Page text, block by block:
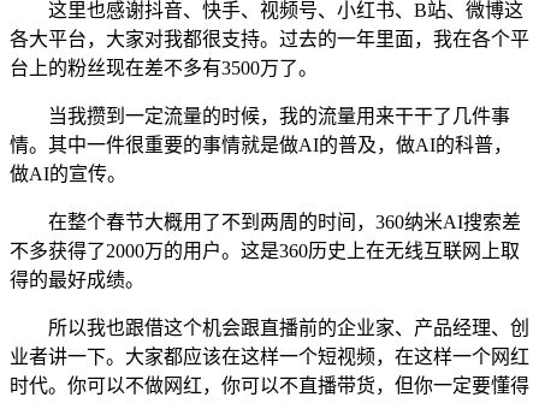
这里也感谢抖音、快手、视频号、小红书、B站、微博这
各大平台，大家对我都很支持。过去的一年里面，我在各个平
台上的粉丝现在差不多有3500万了。
当我攒到一定流量的时候，我的流量用来干干了几件事
情。其中一件很重要的事情就是做AI的普及，做AI的科普，
做AI的宣传。
在整个春节大概用了不到两周的时间，360纳米AI搜索差
不多获得了2000万的用户。这是360历史上在无线互联网上取
得的最好成绩。
所以我也跟借这个机会跟直播前的企业家、产品经理、创
业者讲一下。大家都应该在这样一个短视频，在这样一个网红
时代。你可以不做网红，你可以不直播带货，但你一定要懂得